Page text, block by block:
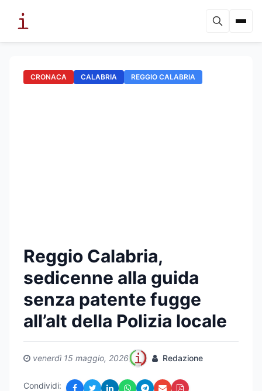
CRONACA CALABRIA REGGIO CALABRIA
Reggio Calabria,
sedicenne alla guida
senza patente fugge
all’alt della Polizia locale
venerdì 15 maggio, 2026 Redazione
Condividi: